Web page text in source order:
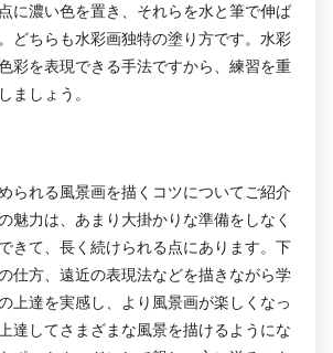
に濃い色を置き、それらを水と筆で伸ば
どちらも水彩画独特の塗り方です。水彩
彩を表現できる手法ですから、練習を重
ましょう。
られる風景画を描くコツについてご紹介
魅力は、あまり大掛かりな準備をしなく
きて、長く続けられる点にあります。下
仕方、遠近の表現法などを描きながら学
上達を実感し、より風景画が楽しくなっ
達してさまざまな風景を描けるようにな